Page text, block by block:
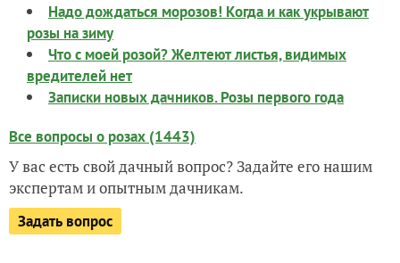
Надо дождаться морозов! Когда и как укрывают
розы на зиму
Что с моей розой? Желтеют листья, видимых
вредителей нет
Записки новых дачников. Розы первого года
Все вопросы о розах (1443)
У вас есть свой дачный вопрос? Задайте его нашим
экспертам и опытным дачникам.
Задать вопрос